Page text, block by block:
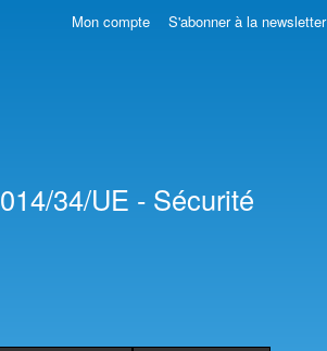
34/UE - Sécurité
Mon compte S'abonner à la newsletter